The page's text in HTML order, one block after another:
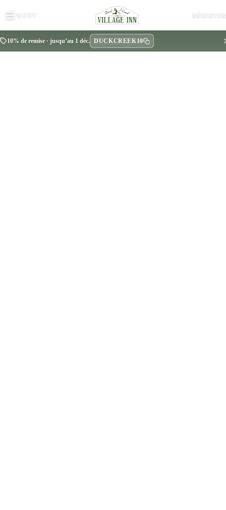
MENU RÉSERVER
10% de remise · jusqu’au 1 déc. DUCKCREEK10